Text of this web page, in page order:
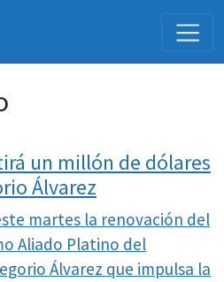
un millón de dólares
Álvarez
martes la renovación del
Aliado Platino del
Álvarez que impulsa la